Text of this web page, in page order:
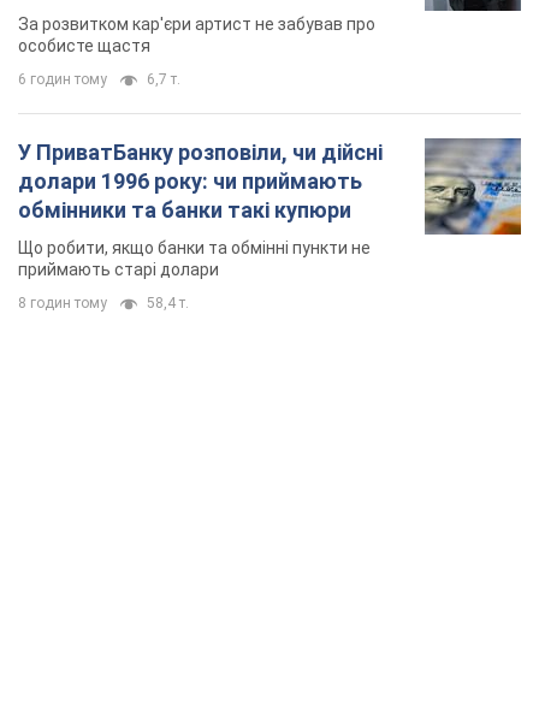
мають
За розвитком кар'єри артист не забував про
особисте щастя
6 годин тому 6,7 т.
У ПриватБанку розповіли, чи дійсні
долари 1996 року: чи приймають
обмінники та банки такі купюри
Що робити, якщо банки та обмінні пункти не
приймають старі долари
8 годин тому 58,4 т.